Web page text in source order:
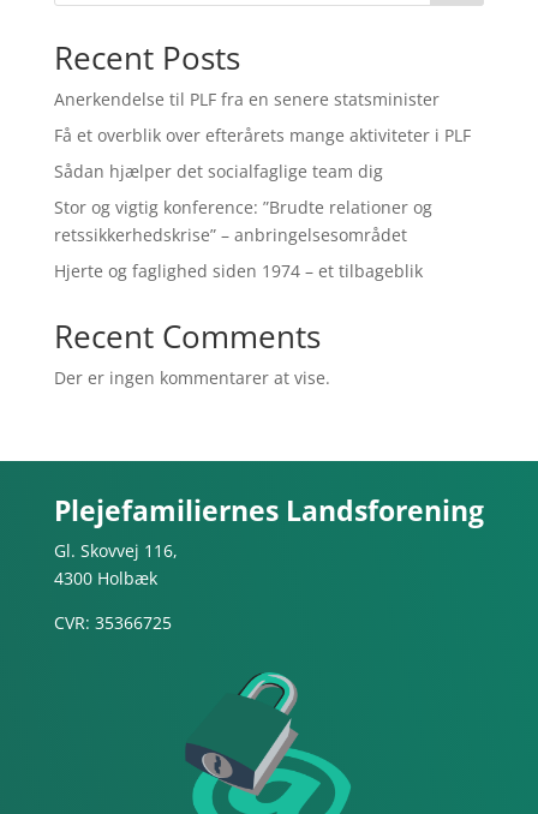
Recent Posts
Anerkendelse til PLF fra en senere statsminister
Få et overblik over efterårets mange aktiviteter i PLF
Sådan hjælper det socialfaglige team dig
Stor og vigtig konference: ”Brudte relationer og
retssikkerhedskrise” – anbringelsesområdet
Hjerte og faglighed siden 1974 – et tilbageblik
Recent Comments
Der er ingen kommentarer at vise.
Plejefamiliernes Landsforening
Gl. Skovvej 116,
4300 Holbæk
CVR: 35366725